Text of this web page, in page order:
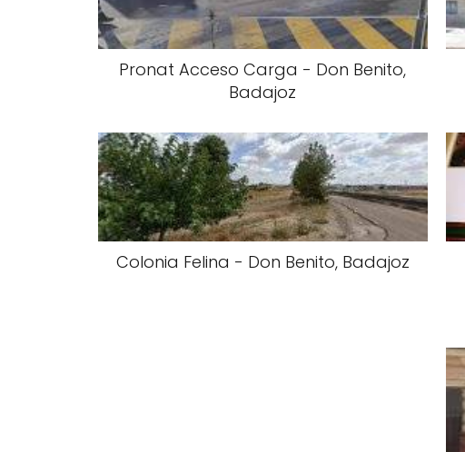
Pronat Acceso Carga - Don Benito,
Badajoz
Colonia Felina - Don Benito, Badajoz